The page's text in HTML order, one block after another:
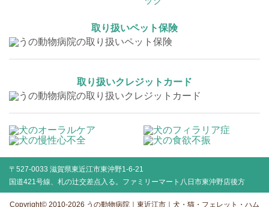
取り扱いペット保険
取り扱いクレジットカード
〒527-0033 滋賀県東近江市東沖野1-6-21
国道421号線、札の辻交差点入る。ファミリーマート八日市東沖野店後方
Copyright© 2010-2026 うの動物病院｜東近江市｜犬・猫・フェレット・ハム